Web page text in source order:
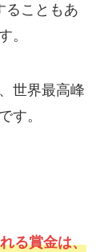
ることもあ
。
世界最高峰
す。
る賞金は、